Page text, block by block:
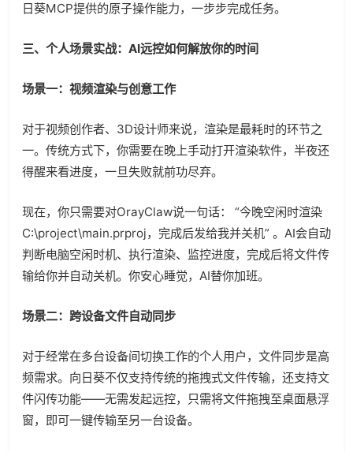
日葵MCP提供的原子操作能力，一步步完成任务。
三、个人场景实战：AI远控如何解放你的时间
场景一：视频渲染与创意工作
对于视频创作者、3D设计师来说，渲染是最耗时的环节之
一。传统方式下，你需要在晚上手动打开渲染软件，半夜还
得醒来看进度，一旦失败就前功尽弃。
现在，你只需要对OrayClaw说一句话： “今晚空闲时渲染
C:\project\main.prproj，完成后发给我并关机” 。AI会自动
判断电脑空闲时机、执行渲染、监控进度，完成后将文件传
输给你并自动关机。你安心睡觉，AI替你加班。
场景二：跨设备文件自动同步
对于经常在多台设备间切换工作的个人用户，文件同步是高
频需求。向日葵不仅支持传统的拖拽式文件传输，还支持文
件闪传功能——无需发起远控，只需将文件拖拽至桌面悬浮
窗，即可一键传输至另一台设备。